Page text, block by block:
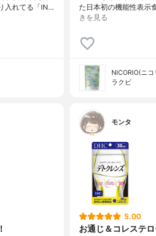
入れてる「IN…
た日本初の機能性表
きを見る
NICORIO(ニコ
ラクビ
モンタ
5.00
お通じ＆コレステロ